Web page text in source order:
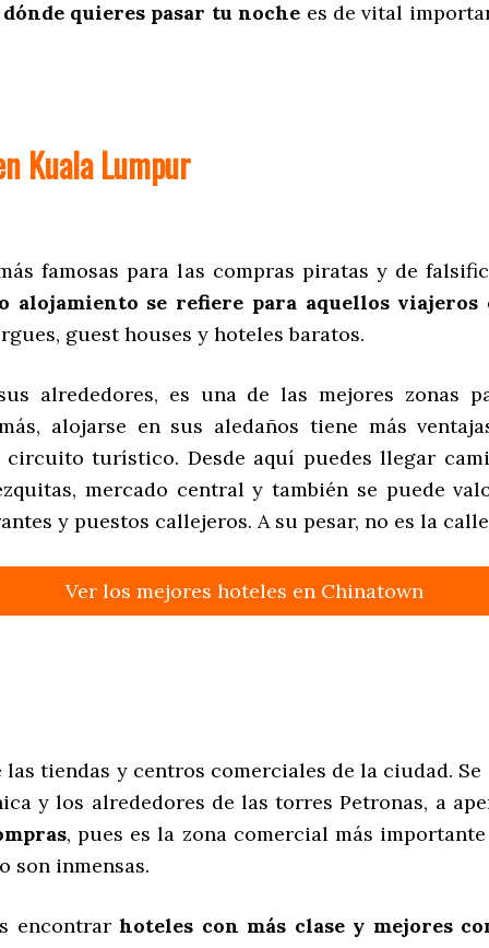
dónde quieres pasar tu noche es de vital
Kuala Lumpur
famosas para las compras piratas y de
alojamiento se refiere para aquellos viajeros
guest houses y hoteles baratos.
alrededores, es una de las mejores zonas
alojarse en sus aledaños tiene más
turístico. Desde aquí puedes llegar
mercado central y también se puede
y puestos callejeros. A su pesar, no es la
Ver los mejores hoteles en Chinatown
tiendas y centros comerciales de la ciudad.
y los alrededores de las torres Petronas, a
, pues es la zona comercial más
son inmensas.
encontrar hoteles con más clase y mejores